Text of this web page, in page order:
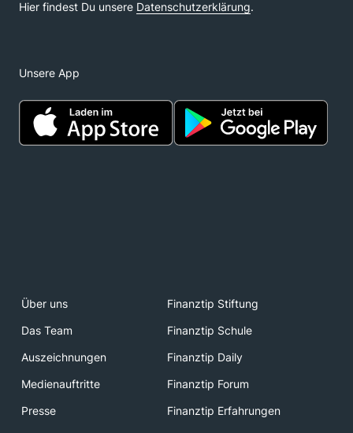
Unsere App
Über uns
Finanztip Stiftung
Das Team
Finanztip Schule
Auszeichnungen
Finanztip Daily
Medienauftritte
Finanztip Forum
Presse
Finanztip Erfahrungen